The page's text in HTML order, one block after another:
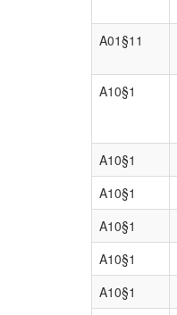
A01§11
A10§1
A10§1
A10§1
A10§1
A10§1
A10§1